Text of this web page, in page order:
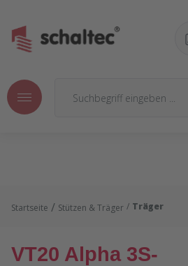
Startseite Stützen & Träger / Träger
VT20 Alpha 3S-